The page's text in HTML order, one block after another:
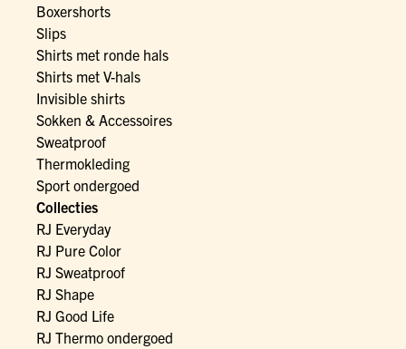
Boxershorts
Slips
Shirts met ronde hals
Shirts met V-hals
Invisible shirts
Sokken & Accessoires
Sweatproof
Thermokleding
Sport ondergoed
Collecties
RJ Everyday
RJ Pure Color
RJ Sweatproof
RJ Shape
RJ Good Life
RJ Thermo ondergoed